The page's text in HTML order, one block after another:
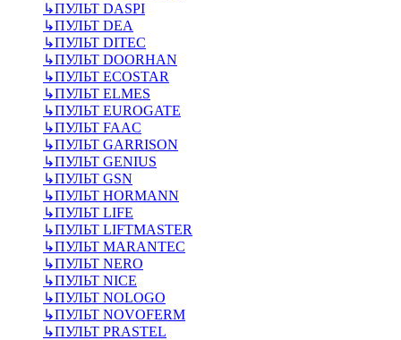
↳ПУЛЬТ DASPI
↳ПУЛЬТ DEA
↳ПУЛЬТ DITEC
↳ПУЛЬТ DOORHAN
↳ПУЛЬТ ECOSTAR
↳ПУЛЬТ ELMES
↳ПУЛЬТ EUROGATE
↳ПУЛЬТ FAAC
↳ПУЛЬТ GARRISON
↳ПУЛЬТ GENIUS
↳ПУЛЬТ GSN
↳ПУЛЬТ HORMANN
↳ПУЛЬТ LIFE
↳ПУЛЬТ LIFTMASTER
↳ПУЛЬТ MARANTEC
↳ПУЛЬТ NERO
↳ПУЛЬТ NICE
↳ПУЛЬТ NOLOGO
↳ПУЛЬТ NOVOFERM
↳ПУЛЬТ PRASTEL